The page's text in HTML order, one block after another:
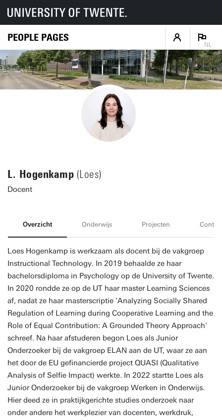
PEOPLE PAGES
NL
L. Hogenkamp (Loes)
Docent
Overzicht Onderwijs Projecten
Loes Hogenkamp is werkzaam als docent bij de vakgroep
Instructional Technology. In 2019 behaalde ze haar
bachelorsdiploma in Psychology op de University of Twente.
In 2020 rondde ze op de UT haar master Learning Sciences
af, nadat ze haar masterscriptie 'Analyzing Socially Shared
Regulation of Learning during Cooperative Learning and the
Role of Equal Contribution: A Grounded Theory Approach'
schreef. Na haar afstuderen begon Loes als Junior
Onderzoeker bij de vakgroep ELAN aan de UT, waar ze aan
het door de EU gefinancierde project QUASI (Qualitative
Analysis of Selfie Impact) werkte. In 2022 startte Loes als
Junior Onderzoeker bij de vakgroep Werken in Onderwijs.
Hier deed ze in praktijkgerichte studies onderzoek naar
onder andere het werkplezier van docenten, werkdruk,